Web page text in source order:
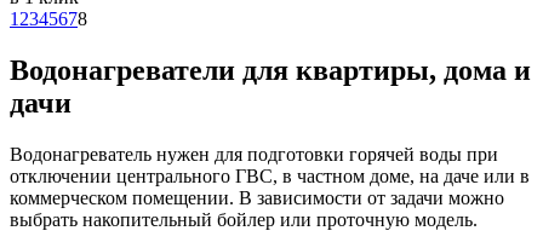
1 2345678
Водонагреватели для квартиры, дома и
дачи
Водонагреватель нужен для подготовки горячей воды при
отключении центрального ГВС, в частном доме, на даче или в
коммерческом помещении. В зависимости от задачи можно
выбрать накопительный бойлер или проточную модель.